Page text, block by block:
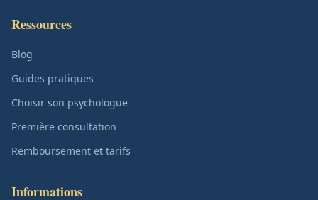
Ressources
Blog
Guides pratiques
Choisir son psychologue
Première consultation
Remboursement et tarifs
Informations